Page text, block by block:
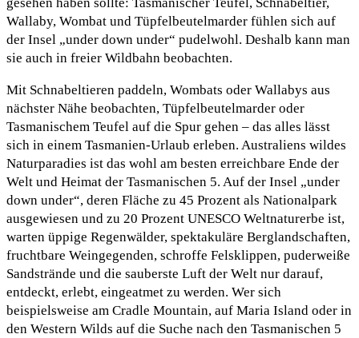
Wallaby, Wombat und Tüpfelbeutelmarder fühlen sich auf
der Insel „under down under“ pudelwohl. Deshalb kann man
sie auch in freier Wildbahn beobachten.
Mit Schnabeltieren paddeln, Wombats oder Wallabys aus
nächster Nähe beobachten, Tüpfelbeutelmarder oder
Tasmanischem Teufel auf die Spur gehen – das alles lässt
sich in einem Tasmanien-Urlaub erleben. Australiens wildes
Naturparadies ist das wohl am besten erreichbare Ende der
Welt und Heimat der Tasmanischen 5. Auf der Insel „under
down under“, deren Fläche zu 45 Prozent als Nationalpark
ausgewiesen und zu 20 Prozent UNESCO Weltnaturerbe ist,
warten üppige Regenwälder, spektakuläre Berglandschaften,
fruchtbare Weingegenden, schroffe Felsklippen, puderweiße
Sandstrände und die sauberste Luft der Welt nur darauf,
entdeckt, erlebt, eingeatmet zu werden. Wer sich
beispielsweise am Cradle Mountain, auf Maria Island oder in
den Western Wilds auf die Suche nach den Tasmanischen 5